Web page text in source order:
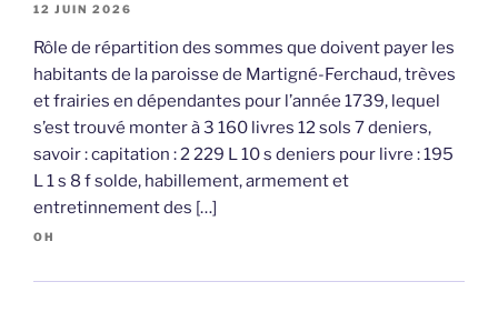
12 JUIN 2026
Rôle de répartition des sommes que doivent payer les
habitants de la paroisse de Martigné-Ferchaud, trèves
et frairies en dépendantes pour l’année 1739, lequel
s’est trouvé monter à 3 160 livres 12 sols 7 deniers,
savoir : capitation : 2 229 L 10 s deniers pour livre : 195
L 1 s 8 f solde, habillement, armement et
entretinnement des […]
OH